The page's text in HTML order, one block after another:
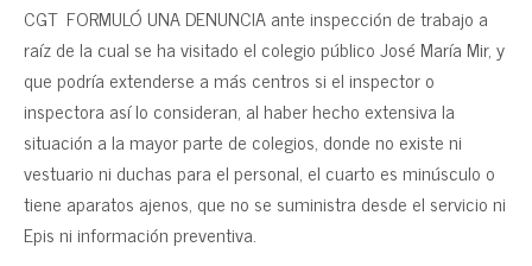
CGT FORMULÓ UNA DENUNCIA ante inspección de trabajo a
raíz de la cual se ha visitado el colegio público José María Mir, y
que podría extenderse a más centros si el inspector o
inspectora así lo consideran, al haber hecho extensiva la
situación a la mayor parte de colegios, donde no existe ni
vestuario ni duchas para el personal, el cuarto es minúsculo o
tiene aparatos ajenos, que no se suministra desde el servicio ni
Epis ni información preventiva.